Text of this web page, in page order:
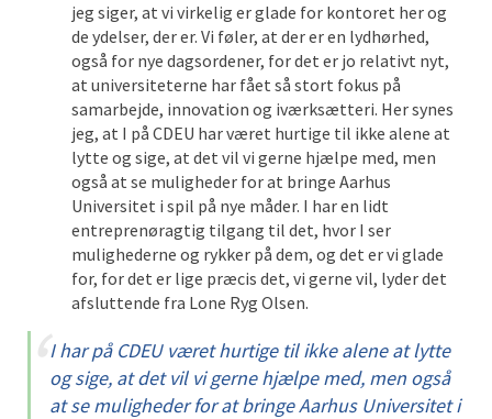
jeg siger, at vi virkelig er glade for kontoret her og
de ydelser, der er. Vi føler, at der er en lydhørhed,
også for nye dagsordener, for det er jo relativt nyt,
at universiteterne har fået så stort fokus på
samarbejde, innovation og iværksætteri. Her synes
jeg, at I på CDEU har været hurtige til ikke alene at
lytte og sige, at det vil vi gerne hjælpe med, men
også at se muligheder for at bringe Aarhus
Universitet i spil på nye måder. I har en lidt
entreprenøragtig tilgang til det, hvor I ser
mulighederne og rykker på dem, og det er vi glade
for, for det er lige præcis det, vi gerne vil, lyder det
afsluttende fra Lone Ryg Olsen.
I har på CDEU været hurtige til ikke alene at lytte
og sige, at det vil vi gerne hjælpe med, men også
at se muligheder for at bringe Aarhus Universitet i